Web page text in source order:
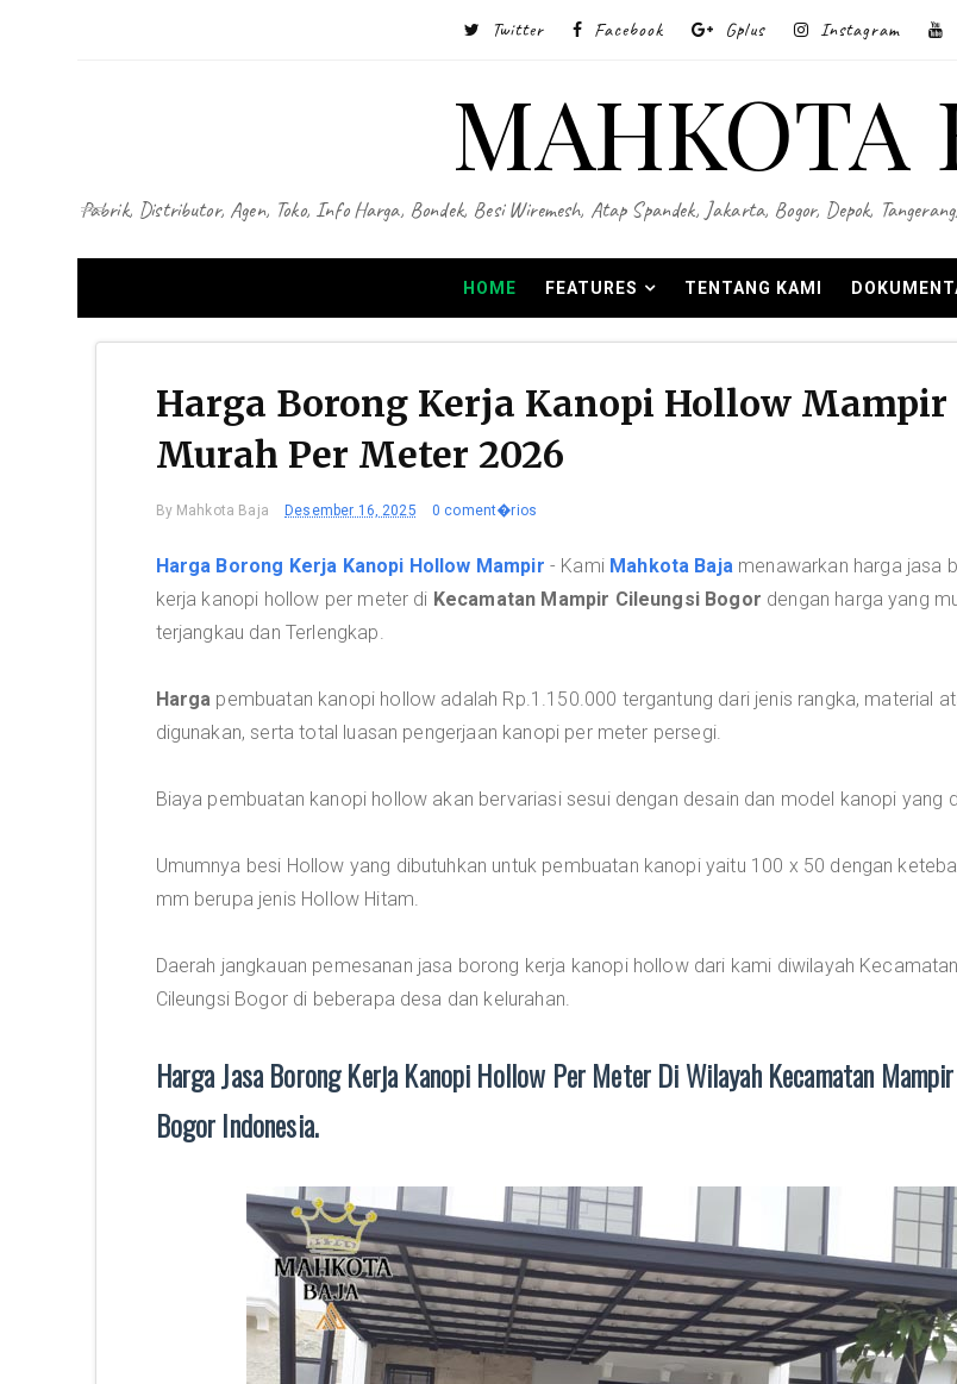
Twitter Facebook Gplus Instagram
MAHKOTA
Pabrik, Distributor, Agen, Toko, Info Harga, Bondek, Besi Wiremesh, Atap Spandek, Jakarta, Bogor, Depok,
HOME FEATURES TENTANG KAMI
Harga Borong Kerja Kanopi Hollow Mampir
Murah Per Meter 2026
By Mahkota Baja Desember 16, 2025 0 coment�rios
Harga Borong Kerja Kanopi Hollow Mampir - Kami Mahkota Bajamenawarkan harga jasa
kerja kanopi hollow per meter di Kecamatan Mampir Cileungsi Bogor dengan harga yang
terjangkau dan Terlengkap.
Harga pembuatan kanopi hollow adalah Rp.1.150.000 tergantung dari jenis rangka, material
digunakan, serta total luasan pengerjaan kanopi per meter persegi.
Biaya pembuatan kanopi hollow akan bervariasi sesui dengan desain dan model kanopi yang
Umumnya besi Hollow yang dibutuhkan untuk pembuatan kanopi yaitu 100 x 50 dengan
mm berupa jenis Hollow Hitam.
Daerah jangkauan pemesanan jasa borong kerja kanopi hollow dari kami diwilayah
Cileungsi Bogor di beberapa desa dan kelurahan.
Harga Jasa Borong Kerja Kanopi Hollow Per Meter Di Wilayah Kecamatan
Bogor Indonesia.